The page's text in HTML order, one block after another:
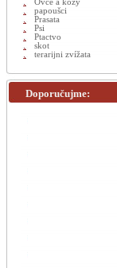
Ovce a kozy
papoušci
Prasata
Psi
Ptactvo
skot
terarijni zvížata
Doporučujme: